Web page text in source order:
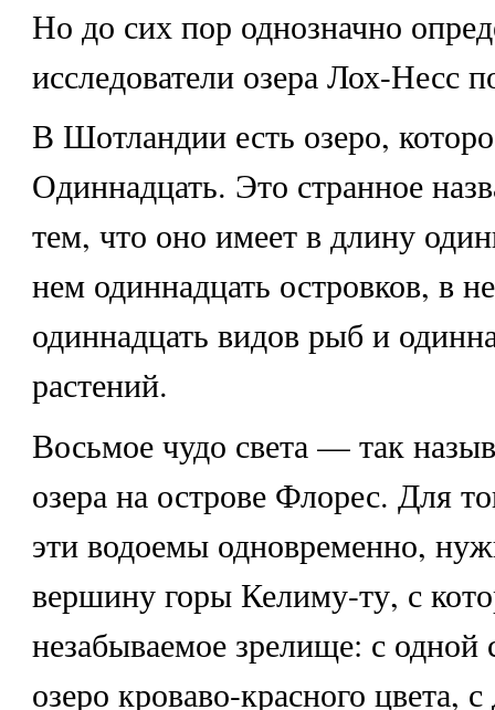
Но до сих пор однозначно
исследователи озера Лох-Несс
В Шотландии есть озеро,
Одиннадцать. Это странное
тем, что оно имеет в длину
нем одиннадцать островков, в
одиннадцать видов рыб и
растений.
Восьмое чудо света— так
озера на острове Флорес. Для
эти водоемы одновременно,
вершину горы Келиму-ту, с
незабываемое зрелище: с одной
озеро кроваво-красного цвета,